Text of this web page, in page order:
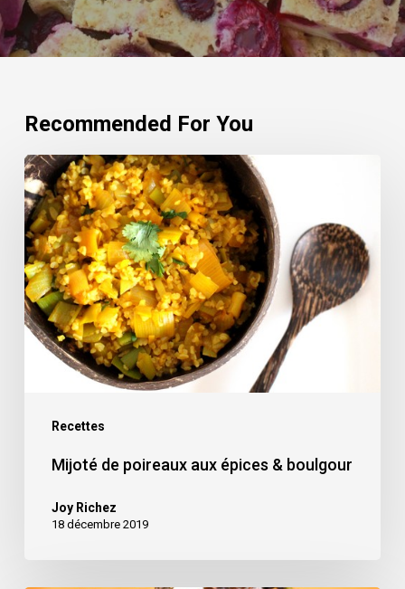
Recommended For You
Recettes
Mijoté
de
poireaux
aux
épices
&
boulgour
Mijoté de poireaux aux épices & boulgour
Joy Richez
18 décembre 2019